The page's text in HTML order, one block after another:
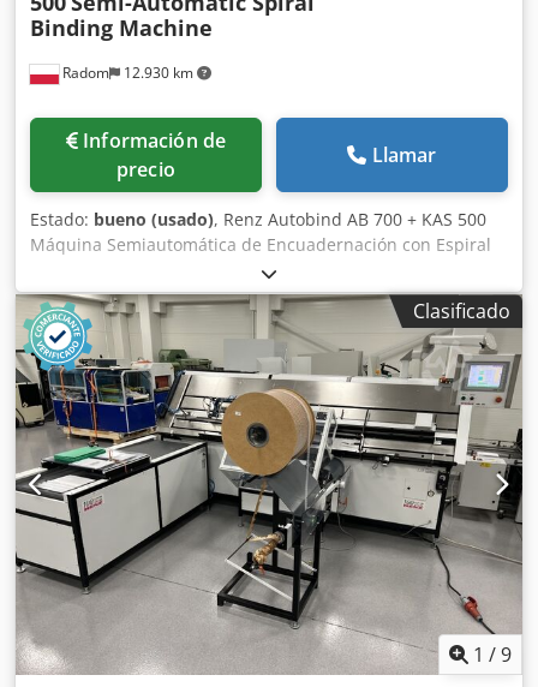
Radom 12.930 km
Binding Machine
Información de
precio
Llamar
Estado: bueno (usado), Renz Autobind AB 700 + KAS 500
Máquina Semiautomática de Encuadernación con Espiral
Máquina en muy buen estado, lista para operar. Eficiente
máquina semiautomática para la producción de
calendarios, cuadernos y otros productos encuadernados
con espiral metálica. Operación rápida Diámetros de
espiral de 3/16” a 1 1/8” Ancho de trabajo hasta 700 mm
Codpfjzmu Itjx Ah Herf Espesor de engarzado aprox. 23
mm Capacidad de hasta 1200 ciclos/hora La máquina
semiautomática desenrolla el espiral desde la bobina,
cuenta las vueltas, corta el espiral a la cantidad
preestablecida de vueltas y transfiere la sección de espiral
al área de engarzado. El operario coloca el calendario
preperforado en la mesa. El calendario se transfiere
automáticamente al área de engarzado presionando el
pedal. Incluye alimentador de ganchos KAS 500
Alimentación: 230V + aire comprimido Peso: 615 kg.
Clasificado
1 /9